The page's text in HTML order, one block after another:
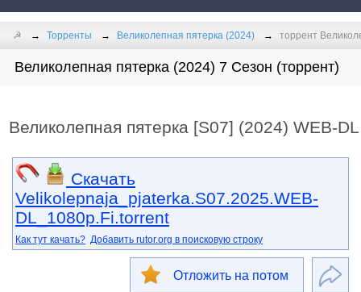
☭ Торренты Великолепная пятерка (2024) торрент
Великолепная пятерка (2024) 7 Сезон (торрент)
Великолепная пятерка [S07] (2024) WEB-
Скачать
Velikolepnaja_pjaterka.S07.2025.WEB-
DL_1080p.Fi.torrent
Как тут качать? Добавить rutor.org в поисковую строку
Отложить на потом